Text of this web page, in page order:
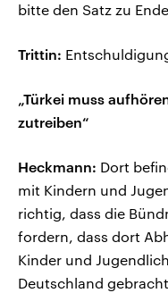
bitte den Satz zu
Trittin:
„Türkei muss
zutreiben“
Heckmann: Dort
mit Kindern und
richtig, dass die
fordern, dass dort
Kinder und
Deutschland